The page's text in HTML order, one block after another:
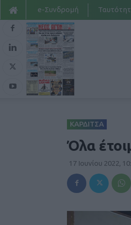
e-Συνδρομή
ΚΑΡΔΙΤΣΑ
Όλα
17 Ιουνίου 2022,